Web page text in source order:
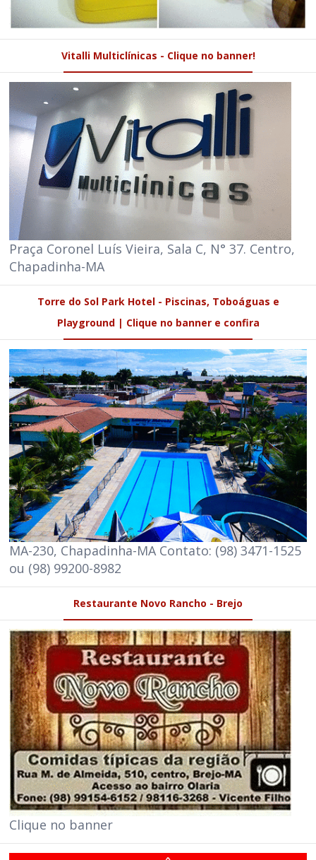
Vitalli Multiclínicas - Clique no banner!
Praça Coronel Luís Vieira, Sala C, N° 37. Centro,
Chapadinha-MA
Torre do Sol Park Hotel - Piscinas, Toboáguas e
Playground | Clique no banner e confira
MA-230, Chapadinha-MA Contato: (98) 3471-1525
ou (98) 99200-8982
Restaurante Novo Rancho - Brejo
Clique no banner